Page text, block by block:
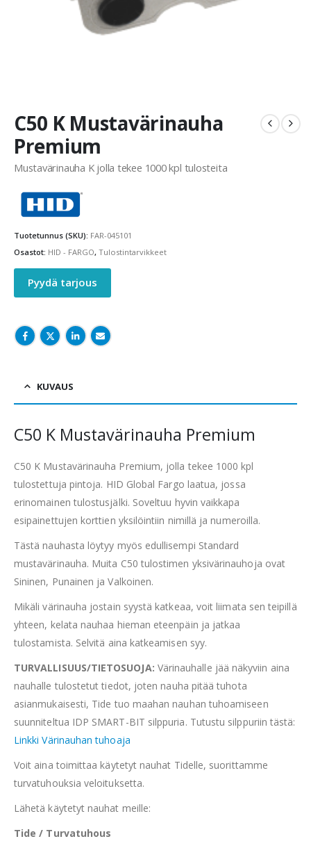
C50 K Mustavärinauha
Premium
Mustavärinauha K jolla tekee 1000 kpl tulosteita
Tuotetunnus (SKU): FAR-045101
Osastot: HID - FARGO, Tulostintarvikkeet
Pyydä tarjous
KUVAUS
C50 K Mustavärinauha Premium
C50 K Mustavärinauha Premium, jolla tekee 1000 kpl
tulostettuja pintoja. HID Global Fargo laatua, jossa
erinomainen tulostusjälki. Soveltuu hyvin vaikkapa
esipainettujen korttien yksilöintiin nimillä ja numeroilla.
Tästä nauhasta löytyy myös edullisempi Standard
mustavärinauha. Muita C50 tulostimen yksivärinauhoja ovat
Sininen, Punainen ja Valkoinen.
Mikäli värinauha jostain syystä katkeaa, voit liimata sen teipillä
yhteen, kelata nauhaa hieman eteenpäin ja jatkaa
tulostamista. Selvitä aina katkeamisen syy.
TURVALLISUUS/TIETOSUOJA: Värinauhalle jää näkyviin aina
nauhalle tulostetut tiedot, joten nauha pitää tuhota
asianmukaisesti, Tide tuo maahan nauhan tuhoamiseen
suunniteltua IDP SMART-BIT silppuria. Tutustu silppuriin tästä:
Linkki Värinauhan tuhoaja
Voit aina toimittaa käytetyt nauhat Tidelle, suorittamme
turvatuhouksia veloituksetta.
Lähetä käytetyt nauhat meille:
Tide / Turvatuhous